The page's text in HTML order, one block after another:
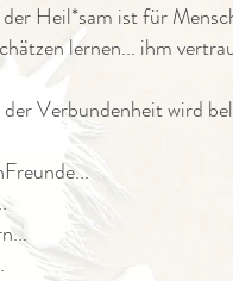
Heil*sam ist für
lernen... ihm
Verbundenheit wird